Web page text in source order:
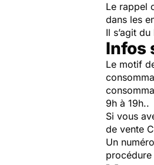
Le rappel
dans les
Il s’agit
Infos
Le motif
9h à 19h..
Si vous
de vente
Un